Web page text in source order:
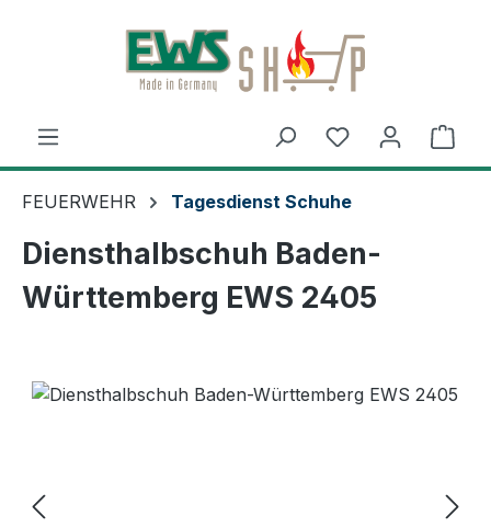
Zum Hauptinhalt springen
FEUERWEHR Tagesdienst Schuhe
Diensthalbschuh Baden-
Württemberg EWS 2405